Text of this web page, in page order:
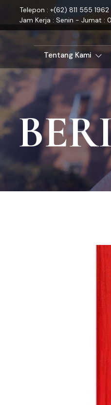
Telepon : +(62) 811 555 1962
Jam Kerja : Senin - Jumat :
Tentang Kami